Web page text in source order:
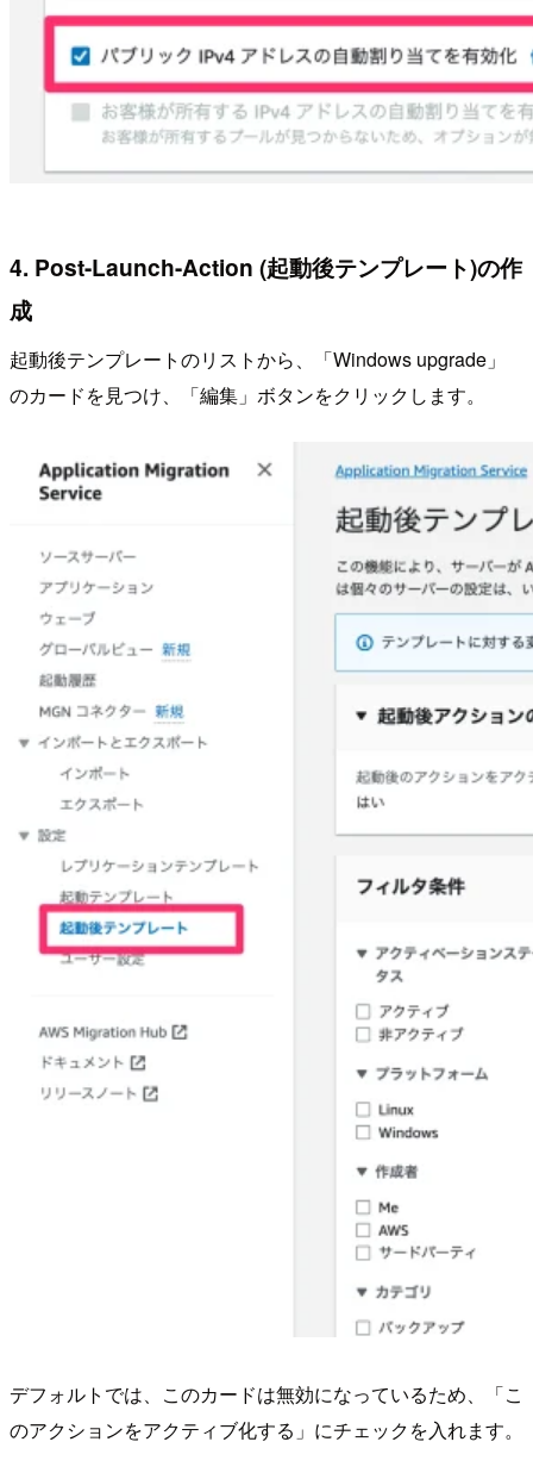
4. Post-Launch-Action (起動後テンプレート)の作
成
起動後テンプレートのリストから、「Windows upgrade」
のカードを見つけ、「編集」ボタンをクリックします。
デフォルトでは、このカードは無効になっているため、「こ
のアクションをアクティブ化する」にチェックを入れます。